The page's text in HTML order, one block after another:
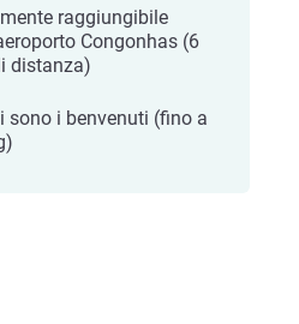
raggiungibile
Congonhas (6
distanza)
sono i benvenuti (fino a